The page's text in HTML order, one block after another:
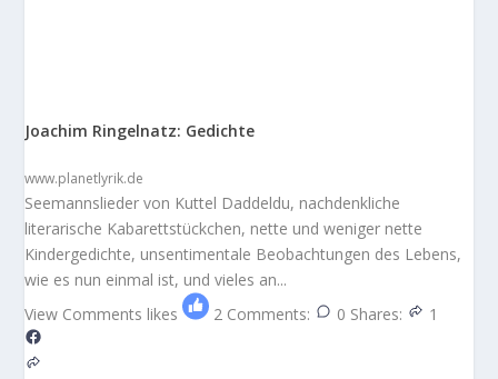
Joachim Ringelnatz: Gedichte
www.planetlyrik.de
Seemannslieder von Kuttel Daddeldu, nachdenkliche
literarische Kabarettstückchen, nette und weniger nette
Kindergedichte, unsentimentale Beobachtungen des Lebens,
wie es nun einmal ist, und vieles an...
View Comments likes 2 Comments: 0 Shares: 1